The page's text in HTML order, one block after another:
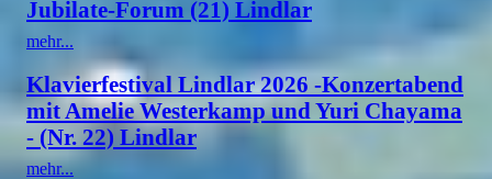
Jubilate-Forum (21) Lindlar
mehr...
Klavierfestival Lindlar 2026 -Konzertabend
mit Amelie Westerkamp und Yuri Chayama
- (Nr. 22) Lindlar
mehr...